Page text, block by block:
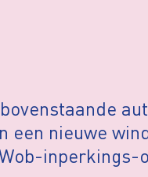
een nieuwe
inperkings-